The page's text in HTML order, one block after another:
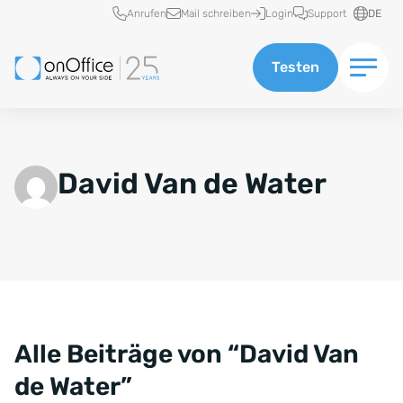
Schnellzugriff
Anrufen Mail schreiben Login Support DE
Testen
David Van de Water
Alle Beiträge von “David Van
de Water”